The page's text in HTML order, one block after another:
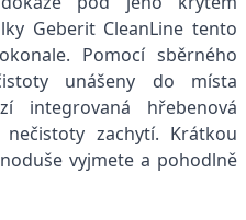
Geberit CleanLine tento
Pomocí sběrného
unášeny do místa
integrovaná hřebenová
zachytí. Krátkou
vyjmete a pohodlně